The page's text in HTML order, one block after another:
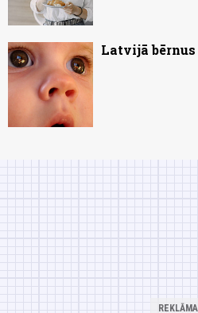
Latvijā